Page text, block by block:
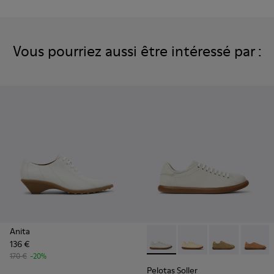
Vous pourriez aussi être intéressé par :
Anita
136 €
170 € -20%
Pelotas Soller - K201668-
Pelotas Soller -
Pelotas
Pelotas Soller